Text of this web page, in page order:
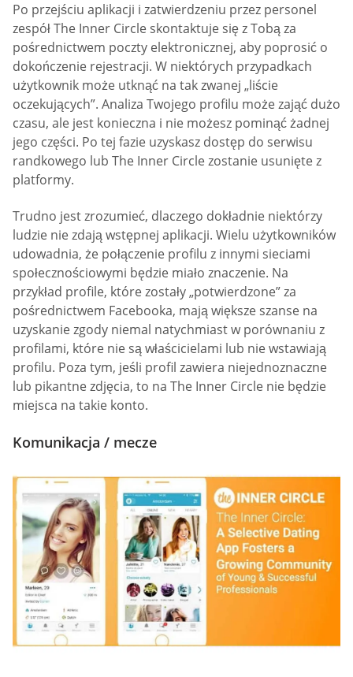
Po przejściu aplikacji i zatwierdzeniu przez personel
zespół The Inner Circle skontaktuje się z Tobą za
pośrednictwem poczty elektronicznej, aby poprosić o
dokończenie rejestracji. W niektórych przypadkach
użytkownik może utknąć na tak zwanej „liście
oczekujących”. Analiza Twojego profilu może zająć dużo
czasu, ale jest konieczna i nie możesz pominąć żadnej
jego części. Po tej fazie uzyskasz dostęp do serwisu
randkowego lub The Inner Circle zostanie usunięte z
platformy.
Trudno jest zrozumieć, dlaczego dokładnie niektórzy
ludzie nie zdają wstępnej aplikacji. Wielu użytkowników
udowadnia, że połączenie profilu z innymi sieciami
społecznościowymi będzie miało znaczenie. Na
przykład profile, które zostały „potwierdzone” za
pośrednictwem Facebooka, mają większe szanse na
uzyskanie zgody niemal natychmiast w porównaniu z
profilami, które nie są właścicielami lub nie wstawiają
profilu. Poza tym, jeśli profil zawiera niejednoznaczne
lub pikantne zdjęcia, to na The Inner Circle nie będzie
miejsca na takie konto.
Komunikacja / mecze